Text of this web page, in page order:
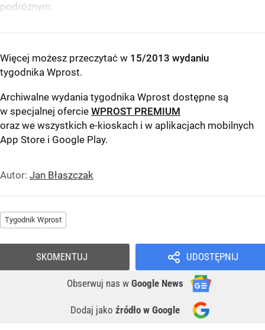
podróżnym.
Więcej możesz przeczytać w 15/2013 wydaniu
tygodnika Wprost.
Archiwalne wydania tygodnika Wprost dostępne są
w specjalnej ofercie WPROST PREMIUM
oraz we wszystkich e-kioskach i w aplikacjach mobilnych
App Store i Google Play.
Autor: Jan Błaszczak
Tygodnik Wprost
UDOSTĘPNIJ
Obserwuj nas w Google News
Dodaj jako źródło w Google
SKOMENTUJ